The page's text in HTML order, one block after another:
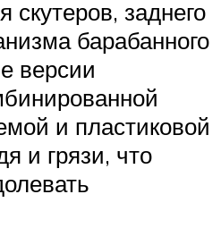
скутеров, заднего
барабанного
версии
и пластиковой
и грязи, что